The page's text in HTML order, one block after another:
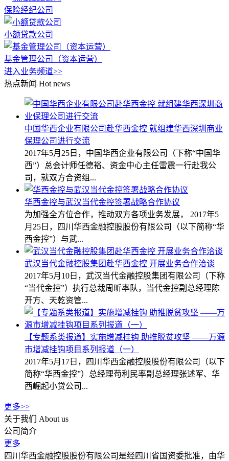
保险经纪公司
小额贷款公司
基金管理公司（资本运营）
进入业务频道>>
热点新闻 Hot news
中国华西企业有限公司赴华西金控 就组建华西深圳商业
保理公司进行交流
2017年5月25日，中国华西企业有限公司（下称“中国华
西”）总会计师任德裕、资金中心主任雷震一行赴我公
司，就双方合资组...
华西金控与武汉当代金控签署战略合作协议
为加强全方位合作，推动双方各项业务发展， 2017年5
月25日，四川华西金融控股股份有限公司（以下简称“华
西金控”）与武...
武汉当代金融控股集团赴华西金控 开展业务合作洽谈
2017年5月10日，武汉当代金融控股集团有限公司（下称
“当代金控”）执行总裁周昕率队，当代金控副总经理陈
开方、天乾资管...
【专题系类报道】实施增减挂钩 助推脱贫攻坚 ——万源
市增减挂钩项目系列报道（一）
2017年5月17日，四川华西金融控股股份有限公司（以下
简称“华西金控”）总经理苟利民率副总经理张述军、华
西崛起小贷公司...
更多>>
关于我们
About us
公司简介
更多
四川华西金融控股股份有限公司是经四川省国资委批准，由华